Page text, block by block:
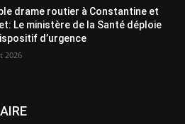
drame routier à Constantine et
Le ministère de la Santé déploie
d’urgence
2026